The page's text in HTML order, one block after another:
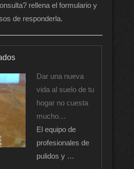
rellena el formulario y
de responderla.
Dar una nueva
vida al suelo de tu
hogar no cuesta
mucho…
El equipo de
profesionales de
pulidos y …